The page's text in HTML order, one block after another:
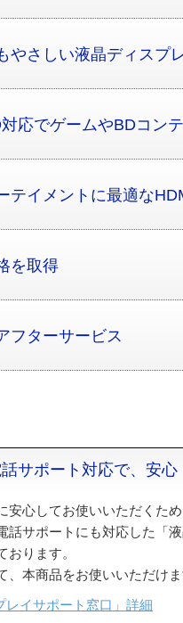
やさしい液晶ディスプ
応でゲームやBDコン
テイメントに最適な
を取得
フターサービス
サポート対応で、安心
安心してお使いいただくた
話サポートにも対応した「
おります。
、本商品をお使いいただけま
レイサポート窓口」詳細